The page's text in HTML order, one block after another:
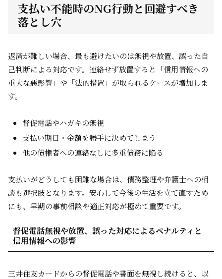
支払い不能時のNG行動と回避すべき
落とし穴
返済が難しい場合、最も避けたいのは無視や放置、誤った自
己判断による対応です。連絡せず放置すると「信用情報への
重大な悪影響」や「法的措置」が取られるケースが増加しま
す。
督促電話やハガキの無視
支払い期日・金額を勝手に決めてしまう
他の債権者への連絡なしに多重債務に陥る
支払いがどうしても困難な場合は、債務整理や弁護士への相
談も選択肢となります。安心して今後の生活を立て直すため
にも、早期の事前相談や適正対応が極めて重要です。
督促電話無視や放置、誤った対応によるペナルティと
信用情報への影響
三井住友カードからの督促電話や書面を無視し続けると、以